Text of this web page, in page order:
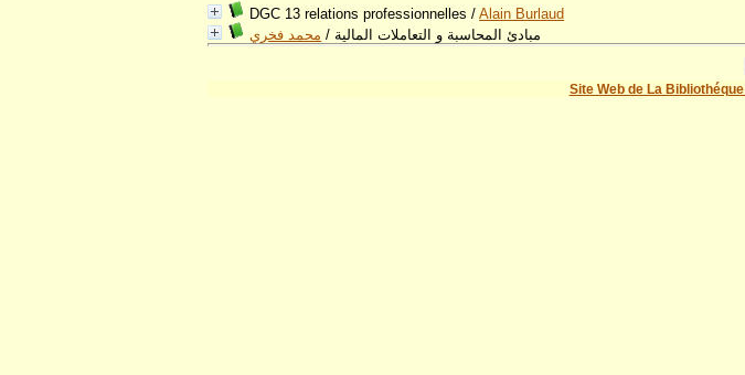
DGC 13 relations professionnelles /Alain Burlaud
مبادئ المحاسبة و التعاملات المالية / محمد فخري
Site Web de La Bibliothéque